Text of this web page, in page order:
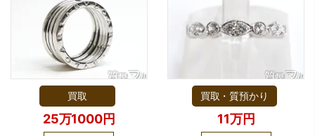
印象でした。何度でも伺いたくなりました。この度は、本
当にありがとうございました。
買取
25万1000円
買取・質預かり
11万円